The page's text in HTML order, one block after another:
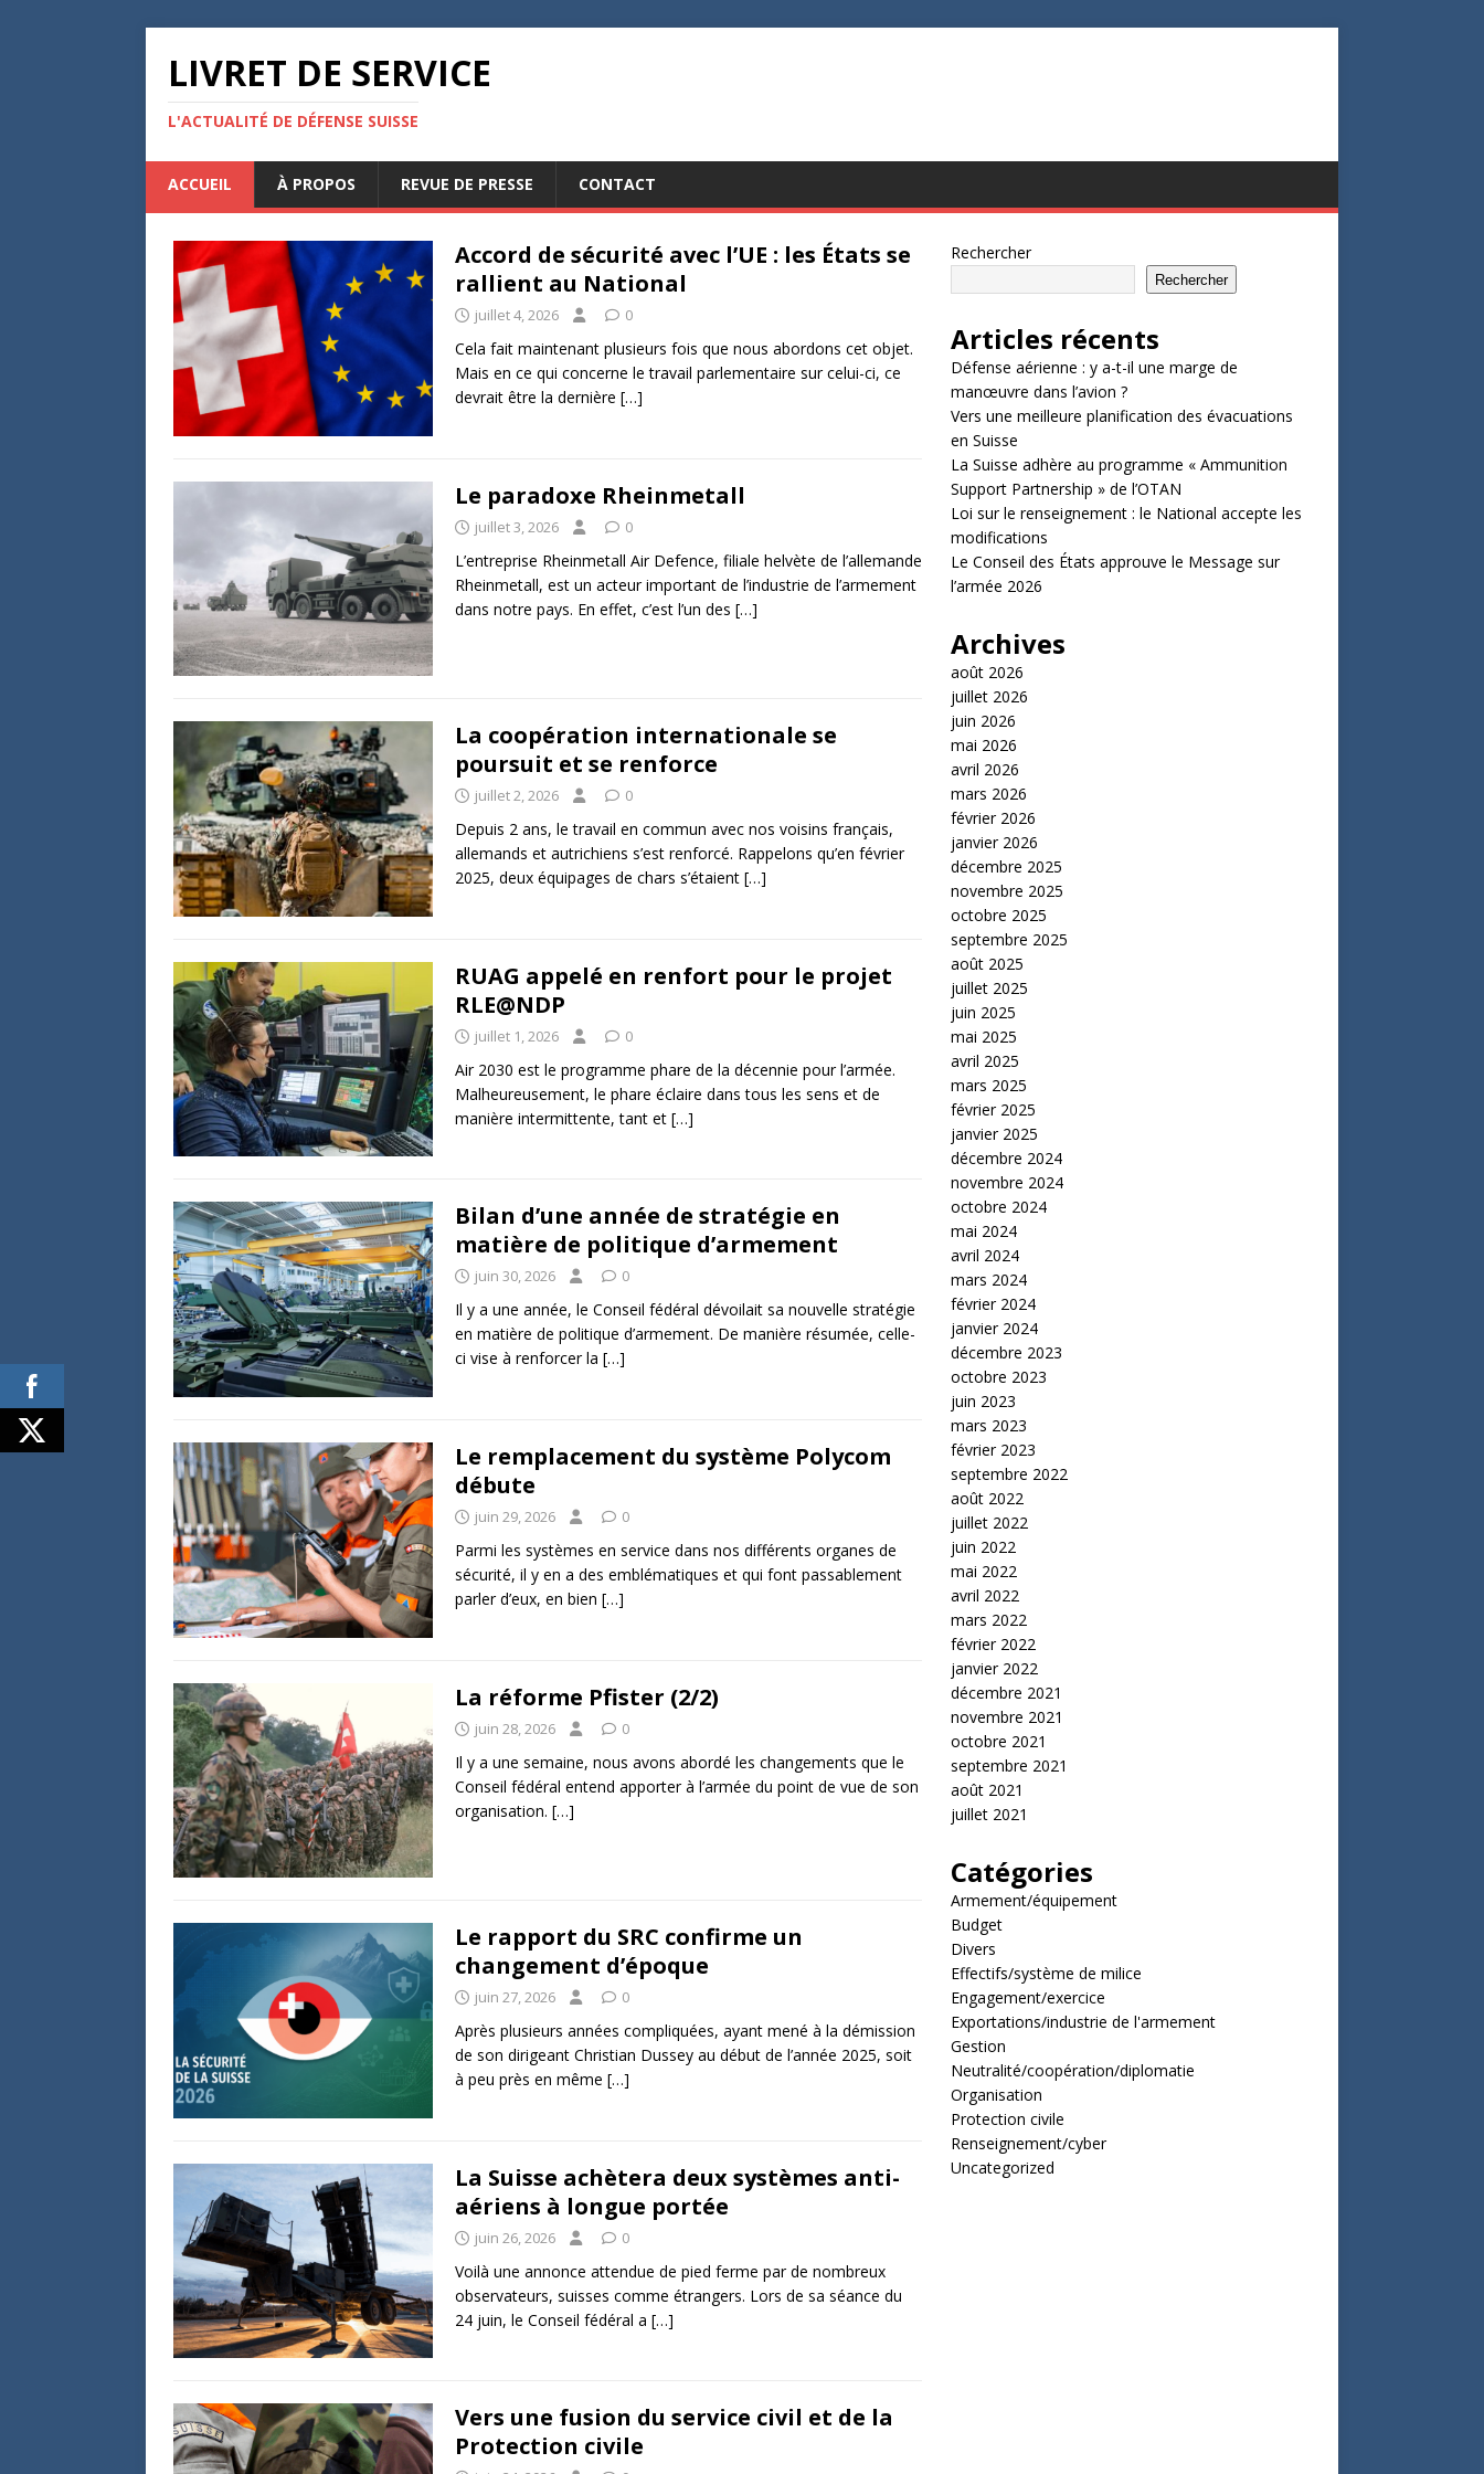
LIVRET DE SERVICE
L'ACTUALITÉ DE DÉFENSE SUISSE
ACCUEIL À PROPOS REVUE DE PRESSE CONTACT
Accord de sécurité avec l’UE : les États se
rallient au National
juillet 4, 2026 0
Cela fait maintenant plusieurs fois que nous abordons cet objet.
Mais en ce qui concerne le travail parlementaire sur celui-ci, ce
devrait être la dernière […]
Le paradoxe Rheinmetall
juillet 3, 2026 0
L’entreprise Rheinmetall Air Defence, filiale helvète de l’allemande
Rheinmetall, est un acteur important de l’industrie de l’armement
dans notre pays. En effet, c’est l’un des […]
La coopération internationale se
poursuit et se renforce
juillet 2, 2026 0
Depuis 2 ans, le travail en commun avec nos voisins français,
allemands et autrichiens s’est renforcé. Rappelons qu’en février
2025, deux équipages de chars s’étaient […]
RUAG appelé en renfort pour le projet
RLE@NDP
juillet 1, 2026 0
Air 2030 est le programme phare de la décennie pour l’armée.
Malheureusement, le phare éclaire dans tous les sens et de
manière intermittente, tant et […]
Bilan d’une année de stratégie en
matière de politique d’armement
juin 30, 2026 0
Il y a une année, le Conseil fédéral dévoilait sa nouvelle stratégie
en matière de politique d’armement. De manière résumée, celle-
ci vise à renforcer la […]
Le remplacement du système Polycom
débute
juin 29, 2026 0
Parmi les systèmes en service dans nos différents organes de
sécurité, il y en a des emblématiques et qui font passablement
parler d’eux, en bien […]
La réforme Pfister (2/2)
juin 28, 2026 0
Il y a une semaine, nous avons abordé les changements que le
Conseil fédéral entend apporter à l’armée du point de vue de son
organisation. […]
Le rapport du SRC confirme un
changement d’époque
juin 27, 2026 0
Après plusieurs années compliquées, ayant mené à la démission
de son dirigeant Christian Dussey au début de l’année 2025, soit
à peu près en même […]
La Suisse achètera deux systèmes anti-
aériens à longue portée
juin 26, 2026 0
Voilà une annonce attendue de pied ferme par de nombreux
observateurs, suisses comme étrangers. Lors de sa séance du
24 juin, le Conseil fédéral a […]
Vers une fusion du service civil et de la
Protection civile
Rechercher
Rechercher
Articles récents
Défense aérienne : y a-t-il une marge de
manœuvre dans l’avion ?
Vers une meilleure planification des évacuations
en Suisse
La Suisse adhère au programme « Ammunition
Support Partnership » de l’OTAN
Loi sur le renseignement : le National accepte les
modifications
Le Conseil des États approuve le Message sur
l’armée 2026
Archives
août 2026
juillet 2026
juin 2026
mai 2026
avril 2026
mars 2026
février 2026
janvier 2026
décembre 2025
novembre 2025
octobre 2025
septembre 2025
août 2025
juillet 2025
juin 2025
mai 2025
avril 2025
mars 2025
février 2025
janvier 2025
décembre 2024
novembre 2024
octobre 2024
mai 2024
avril 2024
mars 2024
février 2024
janvier 2024
décembre 2023
octobre 2023
juin 2023
mars 2023
février 2023
septembre 2022
août 2022
juillet 2022
juin 2022
mai 2022
avril 2022
mars 2022
février 2022
janvier 2022
décembre 2021
novembre 2021
octobre 2021
septembre 2021
août 2021
juillet 2021
Catégories
Armement/équipement
Budget
Divers
Effectifs/système de milice
Engagement/exercice
Exportations/industrie de l'armement
Gestion
Neutralité/coopération/diplomatie
Organisation
Protection civile
Renseignement/cyber
Uncategorized